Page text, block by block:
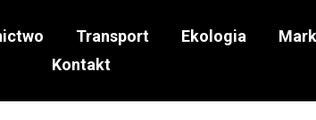
Transport Ekologia
Kontakt